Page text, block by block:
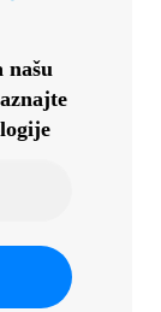
našu